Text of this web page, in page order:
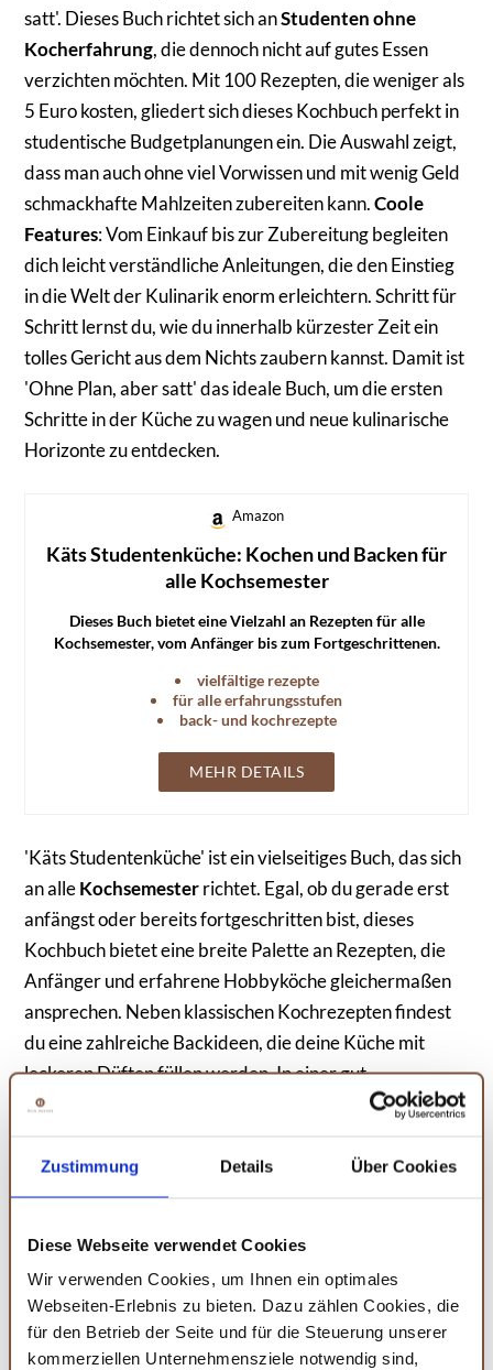
Zustimmung Details Über Cookies
Diese Webseite verwendet Cookies
Wir verwenden Cookies, um Ihnen ein optimales
Webseiten-Erlebnis zu bieten. Dazu zählen Cookies, die
für den Betrieb der Seite und für die Steuerung unserer
kommerziellen Unternehmensziele notwendig sind,
satt'. Dieses Buch richtet sich anStudenten ohne
Kocherfahrung, die dennoch nicht auf gutes Essen
verzichten möchten. Mit 100 Rezepten, die weniger als
5 Euro kosten, gliedert sich dieses Kochbuch perfekt in
studentische Budgetplanungen ein. Die Auswahl zeigt,
dass man auch ohne viel Vorwissen und mit wenig Geld
schmackhafte Mahlzeiten zubereiten kann.Coole
Features: Vom Einkauf bis zur Zubereitung begleiten
dich leicht verständliche Anleitungen, die den Einstieg
in die Welt der Kulinarik enorm erleichtern. Schritt für
Schritt lernst du, wie du innerhalb kürzester Zeit ein
tolles Gericht aus dem Nichts zaubern kannst. Damit ist
'Ohne Plan, aber satt' das ideale Buch, um die ersten
Schritte in der Küche zu wagen und neue kulinarische
Horizonte zu entdecken.
Amazon
Käts Studentenküche: Kochen und Backen für
alle Kochsemester
Dieses Buch bietet eine Vielzahl an Rezepten für alle
Kochsemester, vom Anfänger bis zum Fortgeschrittenen.
vielfältige rezepte
für alle erfahrungsstufen
back- und kochrezepte
MEHR DETAILS
'Käts Studentenküche' ist ein vielseitiges Buch, das sich
an alleKochsemesterrichtet. Egal, ob du gerade erst
anfängst oder bereits fortgeschritten bist, dieses
Kochbuch bietet eine breite Palette an Rezepten, die
Anfänger und erfahrene Hobbyköche gleichermaßen
ansprechen. Neben klassischen Kochrezepten findest
du eine zahlreiche Backideen, die deine Küche mit
leckeren Düften füllen werden. In einer gut
strukturierten Form werden dir nicht nur köstliche
und Tricks vermittelt, um deine Fähigkeiten stetig zu
verbessern. Im Buch enthalten sind auch wertvolle
Einkaufslisten für den Wochenbedarf. Dank 'Käts
Studentenküche' wird es ein Leichtes, Freunde oder
Mitbewohner zu bewirten oder einfach für sich selbst
zu kochen und zu backen. Entdecke die kreative Welt